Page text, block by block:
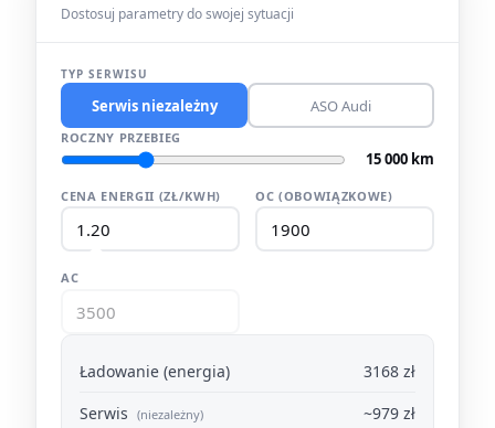
Dostosuj parametry do swojej sytuacji
TYP SERWISU
Serwis niezależny ASO Audi
ROCZNY PRZEBIEG
15 000 km
CENA ENERGII (ZŁ/KWH) OC (OBOWIĄZKOWE)
AC
Ładowanie (energia)
3168 zł
Serwis (niezależny)
~979 zł